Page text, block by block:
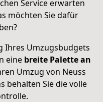
Service erwarten
möchten Sie dafür
Ihres Umzugsbudgets
eine breite Palette an
Umzug von Neuss
behalten Sie die volle